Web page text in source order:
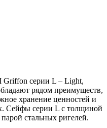
серии L – Light,
рядом преимуществ,
хранение ценностей и
Сейфы серии L с толщиной
стальных ригелей.